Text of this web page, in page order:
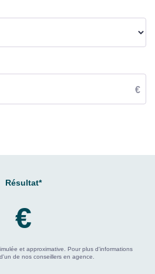
€
Résultat*
€
et approximative. Pour plus d'informations
de nos conseillers en agence.